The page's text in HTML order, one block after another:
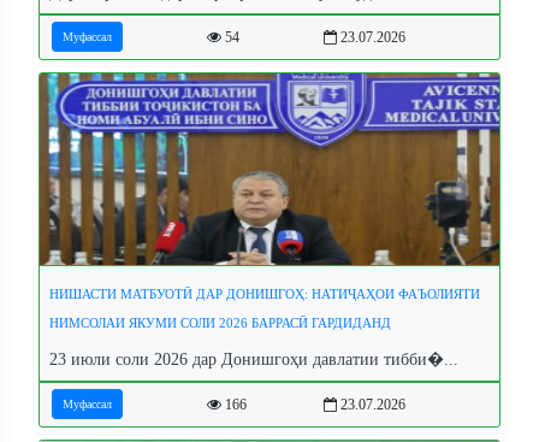
Муфассал 54 23.07.2026
НИШАСТИ МАТБУОТӢ ДАР ДОНИШГОҲ: НАТИҶАҲОИ ФАЪОЛИЯТИ
НИМСОЛАИ ЯКУМИ СОЛИ 2026 БАРРАСӢ ГАРДИДАНД
23 июли соли 2026 дар Донишгоҳи давлатии тибби�...
Муфассал 166 23.07.2026